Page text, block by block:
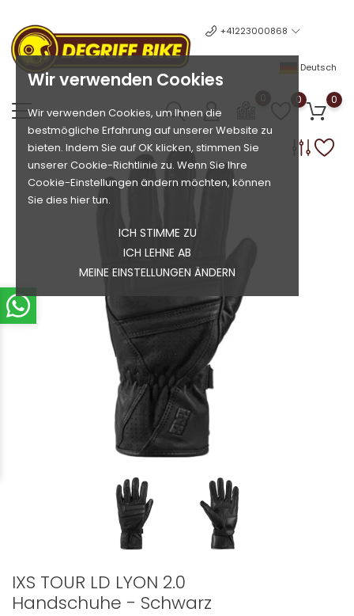
Wir verwenden Cookies
Wir verwenden Cookies, um Ihnen die
bestmögliche Erfahrung auf unserer Website zu
bieten. Indem Sie auf OK klicken, stimmen Sie
unserer Cookie-Richtlinie zu. Wenn Sie Ihre
Cookie-Einstellungen ändern möchten, können
Sie dies hier tun.
ICH STIMME ZU
ICH LEHNE AB
MEINE EINSTELLUNGEN ÄNDERN
+41223000868
Deutsch
0 0
IXS TOUR LD LYON 2.0
Handschuhe - Schwarz